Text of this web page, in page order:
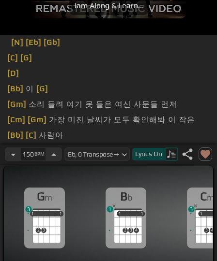
Jam Along & Learn...
[N] [Eb] [Gb]
[C] [G]
[D]
[Bb] 이
[G]
[Gm] 소리 들려 여기 못 들은 여신 사문들 먼저
[Cm] [Gm] 가장 미진 날씨가 모두 확인해봐 이 작은
[Bb] [C] 사람아
yeah yeah
150BPM Lyrics On
Gm
1
2 3
1
1 1
3
Bb
1
2 3 4
1
1 1
1
Cm
1
3 4
1
3